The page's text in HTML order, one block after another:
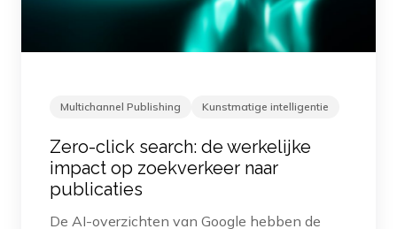
Multichannel Publishing Kunstmatige intelligentie
Zero-click search: de werkelijke
impact op zoekverkeer naar
publicaties
De AI-overzichten van Google hebben de